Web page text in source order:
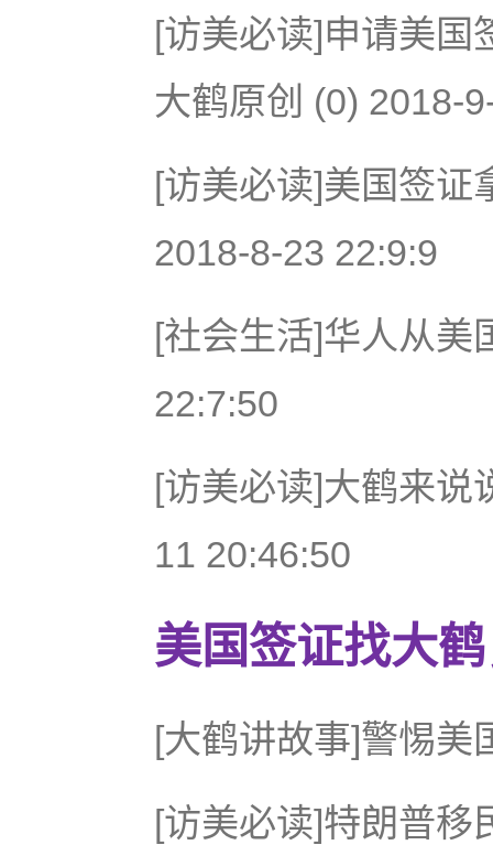
[访美必读]申请美国
大鹤原创 (0) 2018-
[访美必读]美国签证
2018-8-23 22:9:9
[社会生活]华人从美
22:7:50
[访美必读]大鹤来说
11 20:46:50
美国签证找大
[大鹤讲故事]警惕美
[访美必读]特朗普移